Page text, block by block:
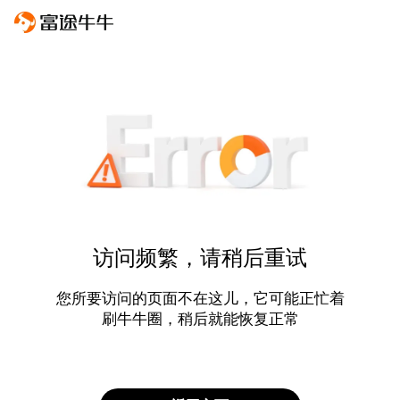
访问频繁，请稍后重试
您所要访问的页面不在这儿，它可能正忙着
刷牛牛圈，稍后就能恢复正常